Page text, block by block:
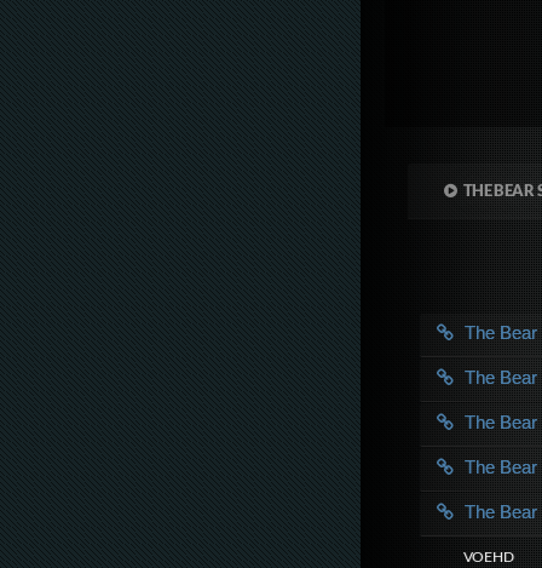
THE BEAR
The
The
The
The
The
VOE HD